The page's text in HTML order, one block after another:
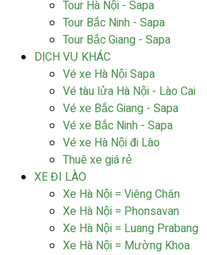
Tour Hà Nội - Sapa
Tour Bắc Ninh - Sapa
Tour Bắc Giang - Sapa
DỊCH VỤ KHÁC
Vé xe Hà Nội Sapa
Vé tàu lửa Hà Nội - Lào Cai
Vé xe Bắc Giang - Sapa
Vé xe Bắc Ninh - Sapa
Vé xe Hà Nội đi Lào
Thuê xe giá rẻ
XE ĐI LÀO
Xe Hà Nội = Viêng Chăn
Xe Hà Nội = Phonsavan
Xe Hà Nội = Luang Prabang
Xe Hà Nội = Mường Khoa